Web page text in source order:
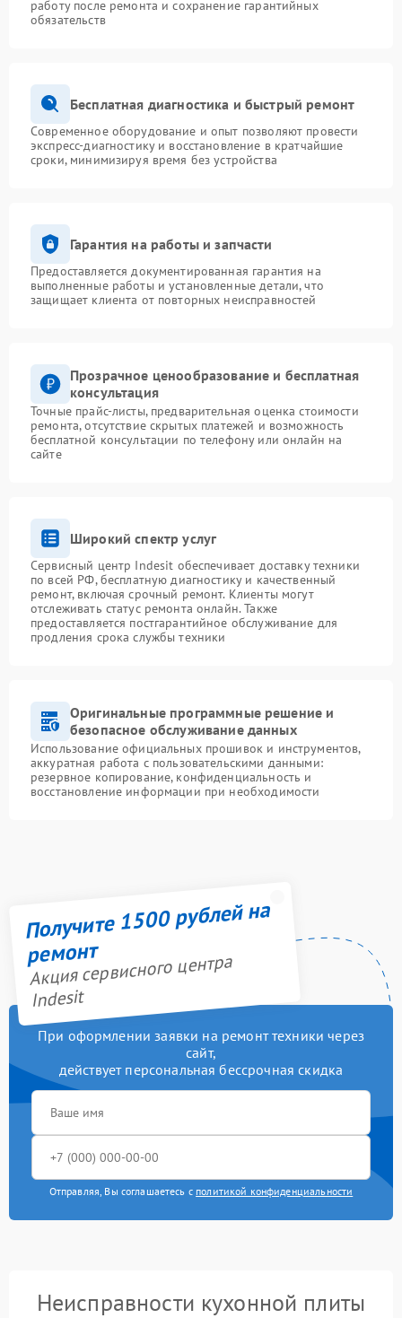
работу после ремонта и сохранение гарантийных
обязательств
Бесплатная диагностика и быстрый ремонт
Современное оборудование и опыт позволяют провести
экспресс-диагностику и восстановление в кратчайшие
сроки, минимизируя время без устройства
Гарантия на работы и запчасти
Предоставляется документированная гарантия на
выполненные работы и установленные детали, что
защищает клиента от повторных неисправностей
Прозрачное ценообразование и бесплатная
консультация
Точные прайс-листы, предварительная оценка стоимости
ремонта, отсутствие скрытых платежей и возможность
бесплатной консультации по телефону или онлайн на
сайте
Широкий спектр услуг
Сервисный центр Indesit обеспечивает доставку техники
по всей РФ, бесплатную диагностику и качественный
ремонт, включая срочный ремонт. Клиенты могут
отслеживать статус ремонта онлайн. Также
предоставляется постгарантийное обслуживание для
продления срока службы техники
Оригинальные программные решение и
безопасное обслуживание данных
Использование официальных прошивок и инструментов,
аккуратная работа с пользовательскими данными:
резервное копирование, конфиденциальность и
восстановление информации при необходимости
Получите 1500 рублей на
ремонт
Акция сервисного центра
Indesit
При оформлении заявки на ремонт техники через
сайт,
действует персональная бессрочная скидка
Отправляя, Вы соглашаетесь с политикой конфиденциальности
Неисправности кухонной плиты